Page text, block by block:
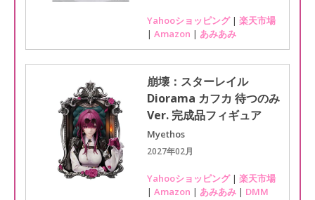
Yahooショッピング| 楽天市場
| Amazon | あみあみ
崩壊：スターレイル
Diorama カフカ 待つのみ
Ver. 完成品フィギュア
Myethos
2027年02月
Yahooショッピング| 楽天市場
| Amazon | あみあみ | DMM